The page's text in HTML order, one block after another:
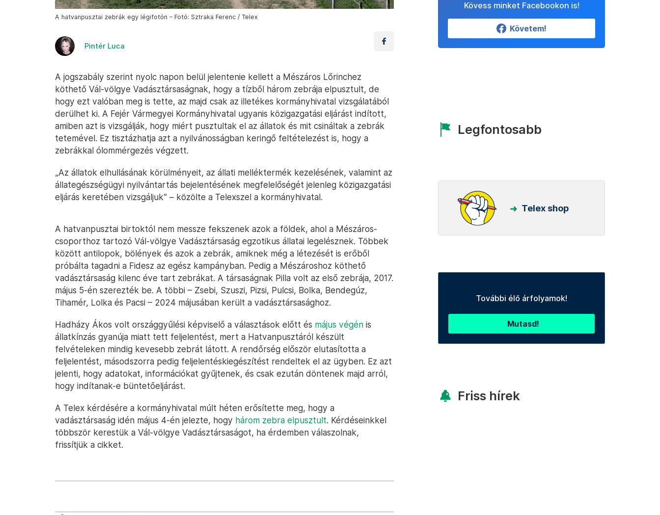
A hatvanpusztai zebrák egy légifotón – Fotó: Sztraka Ferenc / Telex
Pintér Luca
A jogszabály szerint nyolc napon belül jelentenie kellett a Mészáros Lőrinchez
köthető Vál-völgye Vadásztársaságnak, hogy a tízből három zebrája elpusztult, de
hogy ezt valóban meg is tette, az majd csak az illetékes kormányhivatal vizsgálatából
derülhet ki. A Fejér Vármegyei Kormányhivatal ugyanis közigazgatási eljárást indított,
amiben azt is vizsgálják, hogy miért pusztultak el az állatok és mit csináltak a zebrák
tetemével. Ez tisztázhatja azt a nyilvánosságban keringő feltételezést is, hogy a
zebrákkal ólommérgezés végzett.
„Az állatok elhullásának körülményeit, az állati melléktermék kezelésének, valamint az
állategészségügyi nyilvántartás bejelentésének megfelelőségét jelenleg közigazgatási
eljárás keretében vizsgáljuk” – közölte a Telexszel a kormányhivatal.
A hatvanpusztai birtoktól nem messze fekszenek azok a földek, ahol a Mészáros-
csoporthoz tartozó Vál-völgye Vadásztársaság egzotikus állatai legelésznek. Többek
között antilopok, bölények és azok a zebrák, amiknek még a létezését is erőből
próbálta tagadni a Fidesz az egész kampányban. Pedig a Mészároshoz köthető
vadásztársaság kilenc éve tart zebrákat. A társaságnak Pilla volt az első zebrája, 2017.
május 5-én szerezték be. A többi – Zsebi, Szuszi, Pizsi, Pulcsi, Bolka, Bendegúz,
Tihamér, Lolka és Pacsi – 2024 májusában került a vadásztársasághoz.
Hadházy Ákos volt országgyűlési képviselő a választások előtt és május végén is
állatkínzás gyanúja miatt tett feljelentést, mert a Hatvanpusztáról készült
felvételeken mindig kevesebb zebrát látott. A rendőrség először elutasította a
feljelentést, másodszorra pedig feljelentéskiegészítést rendeltek el az ügyben. Ez azt
jelenti, hogy adatokat, információkat gyűjtenek, és csak ezután döntenek majd arról,
hogy indítanak-e büntetőeljárást.
A Telex kérdésére a kormányhivatal múlt héten erősítette meg, hogy a
vadásztársaság idén május 4-én jelezte, hogy három zebra elpusztult. Kérdéseinkkel
többször kerestük a Vál-völgye Vadásztársaságot, ha érdemben válaszolnak,
frissítjük a cikket.
Kövess minket Facebookon is!
Követem!
Legfontosabb
Telex shop
További élő árfolyamok!
Mutasd!
Friss hírek